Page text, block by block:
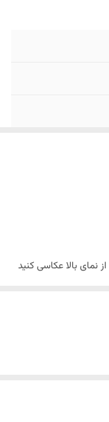
نمای بالا عکاسی کنید